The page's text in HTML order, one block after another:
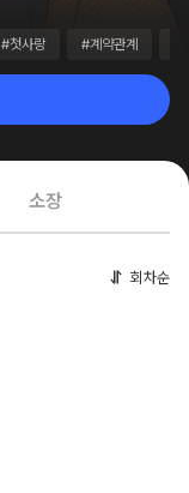
#첫사랑 #계약관계
소장
회차순